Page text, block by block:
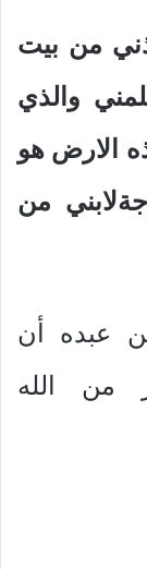
من بيت
والذي
الارض هو
من
عبده أن
من الله